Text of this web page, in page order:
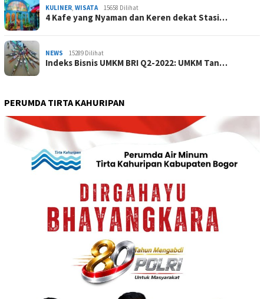
KULINER, WISATA 15658 Dilihat
4 Kafe yang Nyaman dan Keren dekat Stasi…
NEWS 15289 Dilihat
Indeks Bisnis UMKM BRI Q2-2022: UMKM Tan…
PERUMDA TIRTA KAHURIPAN